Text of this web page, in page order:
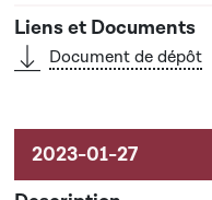
Document de dépôt